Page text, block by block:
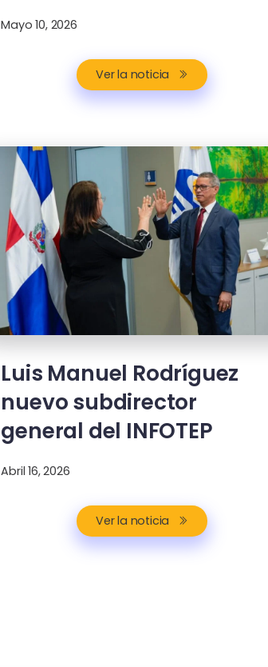
Mayo 10, 2026
Ver la noticia
Luis Manuel Rodríguez
nuevo subdirector
general del INFOTEP
Abril 16, 2026
Ver la noticia